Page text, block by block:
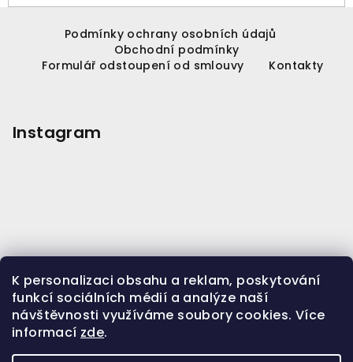
K personalizaci obsahu a reklam, poskytování
funkcí sociálních médií a analýze naší
návštěvnosti využíváme soubory cookies. Více
informací zde.
Podmínky ochrany osobních údajů
Obchodní podmínky
Formulář odstoupení od smlouvy
Kontakty
Instagram
Sledovat na Instagramu